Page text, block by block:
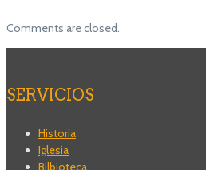
Comments are closed.
SERVICIOS
Historia
Iglesia
Bilbioteca